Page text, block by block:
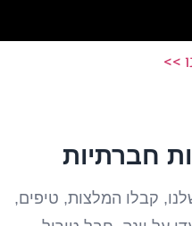
>>
חברתיות
קבלו המלצות, טיפים,